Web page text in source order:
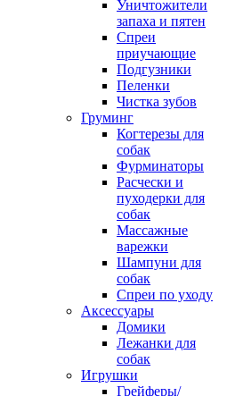
Уничтожители
запаха и пятен
Спреи
приучающие
Подгузники
Пеленки
Чистка зубов
Груминг
Когтерезы для
собак
Фурминаторы
Расчески и
пуходерки для
собак
Массажные
варежки
Шампуни для
собак
Спреи по уходу
Аксессуары
Домики
Лежанки для
собак
Игрушки
Грейферы/